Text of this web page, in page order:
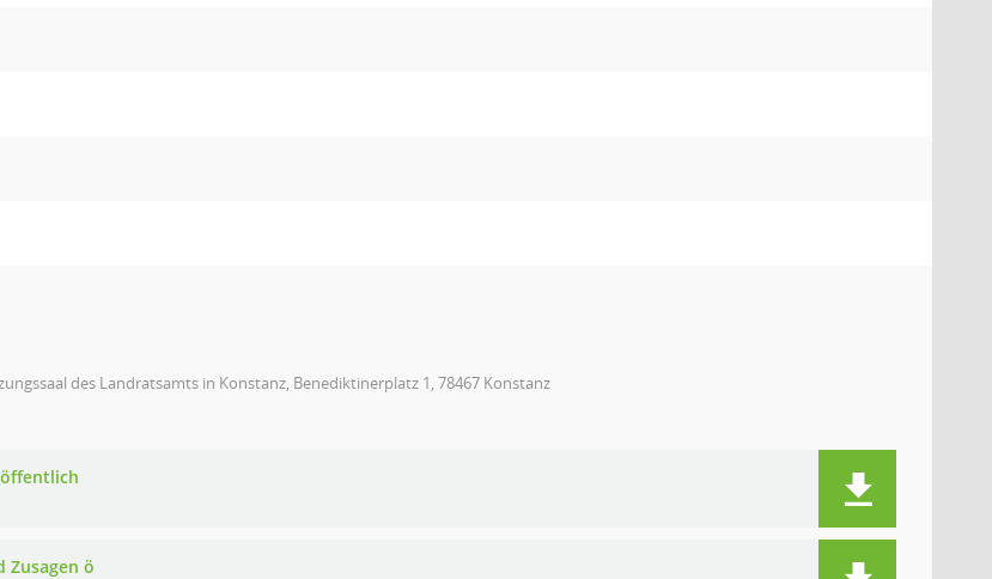
des Landratsamts in Konstanz, Benediktinerplatz 1, 78467 Konstanz
Zusagen ö